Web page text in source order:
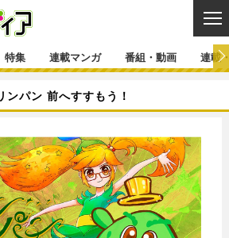
マンガ
音楽
イベント
カバー
レポート
連載一覧
ラジオ
特集 連載マンガ 番組・動画 連載
ンパン 前へすすもう！